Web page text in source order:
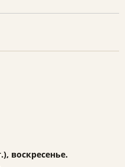
воскресенье.